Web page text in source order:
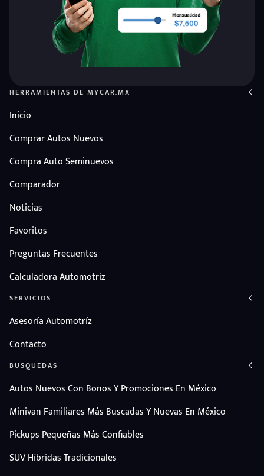
HERRAMIENTAS DE MYCAR.MX
Inicio
Comprar Autos Nuevos
Compra Auto Seminuevos
Comparador
Noticias
Favoritos
Preguntas Frecuentes
Calculadora Automotriz
SERVICIOS
Asesoría Automotríz
Contacto
BUSQUEDAS
Autos Nuevos Con Bonos Y Promociones En México
Minivan Familiares Más Buscadas Y Nuevas En México
Pickups Pequeñas Más Confiables
SUV Híbridas Tradicionales